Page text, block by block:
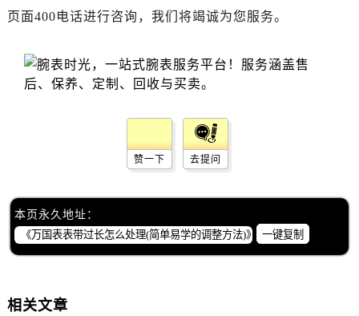
山西省晋中市榆次区顺城街万国售后服务中心（需提前预约）
页面400电话进行咨询，我们将竭诚为您服务。
赞一下 去提问
本页永久地址：
一键复制
相关文章